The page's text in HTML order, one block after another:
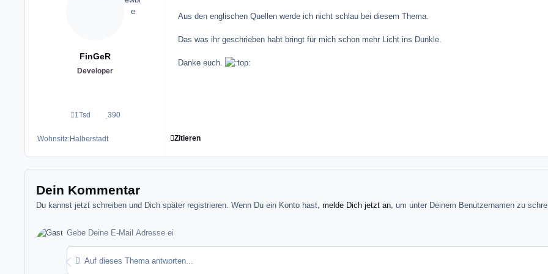
FinGeR
Developer
1Tsd
Beiträge390
Reputation
Wohnsitz:Halberstadt
Aus den englischen Quellen werde ich nicht schlau bei diesem Thema.
Das was ihr geschrieben habt bringt für mich schon mehr Licht ins Dunkle.
Danke euch.
Zitieren
Dein Kommentar
Du kannst jetzt schreiben und Dich später registrieren. Wenn Du ein Konto hast,melde Dich jetzt an, um unter Deinem Benutzernamen zu
Auf dieses Thema antworten...